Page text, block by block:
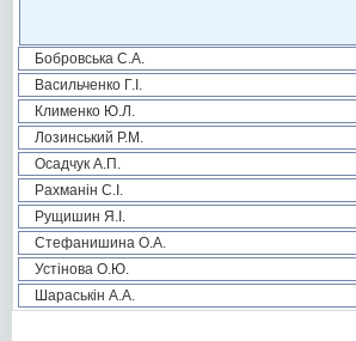
Бобровська С.А.
Васильченко Г.І.
Клименко Ю.Л.
Лозинський Р.М.
Осадчук А.П.
Рахманін С.І.
Рущишин Я.І.
Стефанишина О.А.
Устінова О.Ю.
Шараськін А.А.